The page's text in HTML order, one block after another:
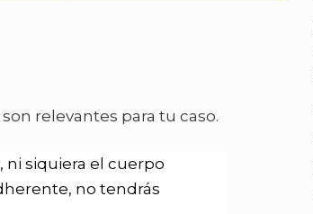
relevantes para tu caso.
, ni siquiera el cuerpo
no tendrás